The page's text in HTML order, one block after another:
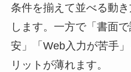
条件を揃えて並べる動
します。一方で「書面
安」「Web入力が苦手
リットが薄れます。